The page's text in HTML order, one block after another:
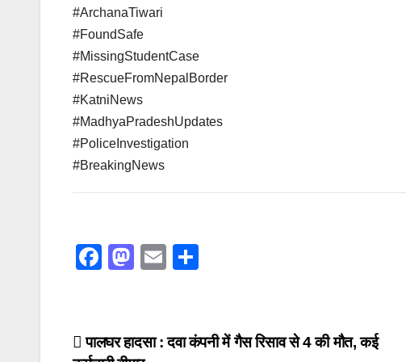
#ArchanaTiwari
#FoundSafe
#MissingStudentCase
#RescueFromNepalBorder
#KatniNews
#MadhyaPradeshUpdates
#PoliceInvestigation
#BreakingNews
F
e
M
o
E
e
Post
पालघर हादसा : दवा कंपनी में गैस रिसाव से 4 की मौत, कई